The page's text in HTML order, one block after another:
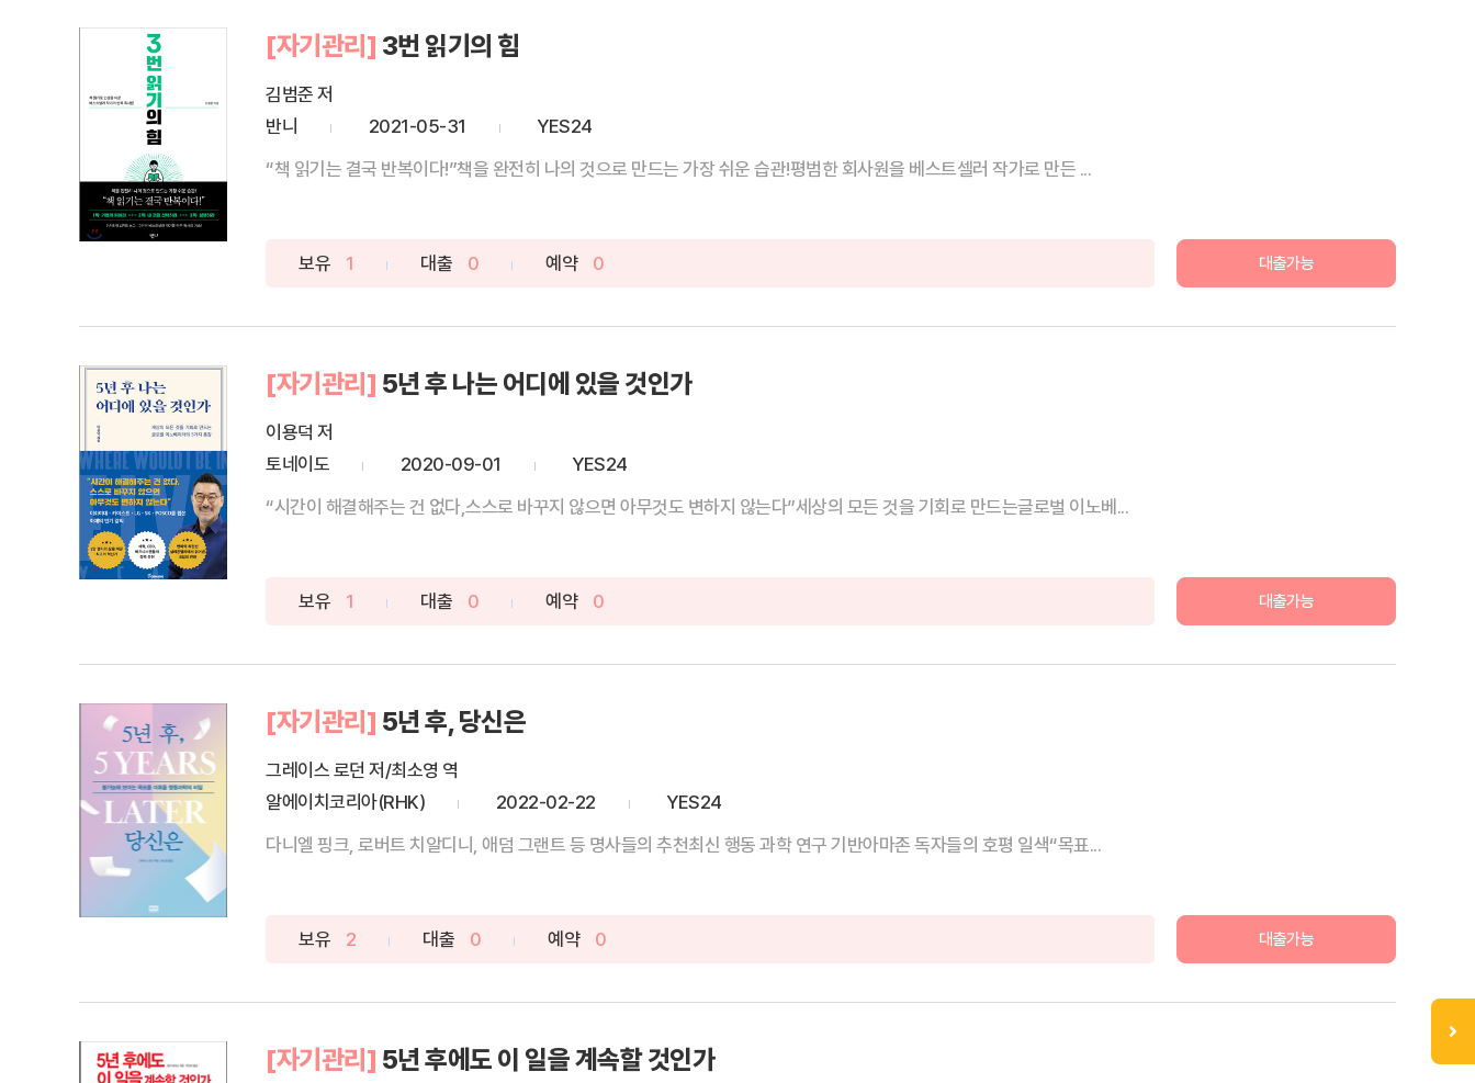
[자기관리] 3번 읽기의 힘
김범준 저
반니
2021-05-31
YES24
“책 읽기는 결국 반복이다!”책을 완전히 나의 것으로 만드는 가장 쉬운 습관!평범한 회사원을 베스트셀러 작가로 만든 ...
보유 1 대출 0 예약 0 대출가능
[자기관리] 5년 후 나는 어디에 있을 것인가
이용덕 저
토네이도
2020-09-01
YES24
“시간이 해결해주는 건 없다,스스로 바꾸지 않으면 아무것도 변하지 않는다”세상의 모든 것을 기회로 만드는글로벌 이노베...
보유 1 대출 0 예약 0 대출가능
[자기관리] 5년 후, 당신은
그레이스 로던 저/최소영 역
알에이치코리아(RHK)
2022-02-22
YES24
다니엘 핑크, 로버트 치알디니, 애덤 그랜트 등 명사들의 추천최신 행동 과학 연구 기반아마존 독자들의 호평 일색“목표...
보유 2 대출 0 예약 0 대출가능
[자기관리] 5년 후에도 이 일을 계속할 것인가